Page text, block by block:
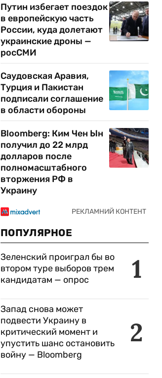
Путин избегает поездок
в европейскую часть
России, куда долетают
украинские дроны —
росСМИ
Саудовская Аравия,
Турция и Пакистан
подписали соглашение
в области обороны
Bloomberg: Ким Чен Ын
получил до 22 млрд
долларов после
полномасштабного
вторжения РФ в
Украину
ПОПУЛЯРНОЕ
1
Зеленский проиграл бы во
втором туре выборов трем
кандидатам — опрос
2
Запад снова может
подвести Украину в
критический момент и
упустить шанс остановить
войну — Bloomberg